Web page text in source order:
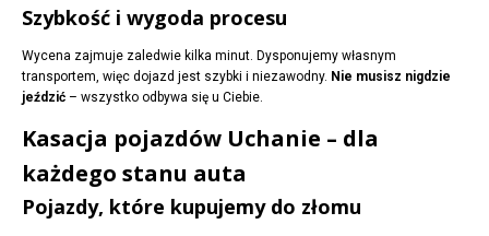
Szybkość i wygoda procesu
Wycena zajmuje zaledwie kilka minut. Dysponujemy własnym
transportem, więc dojazd jest szybki i niezawodny. Nie musisz nigdzie
jeździć – wszystko odbywa się u Ciebie.
Kasacja pojazdów Uchanie – dla
każdego stanu auta
Pojazdy, które kupujemy do złomu